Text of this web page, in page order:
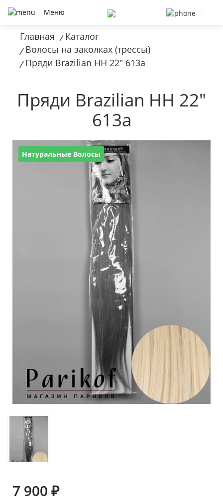
Меню
Главная / Каталог
/ Волосы на заколках (трессы)
/ Пряди Brazilian HH 22" 613a
Пряди Brazilian HH 22"
613a
Натуральные Волосы
7 900 ₽